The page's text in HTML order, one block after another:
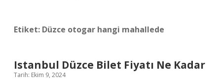
Etiket: Düzce otogar hangi mahallede
Istanbul Düzce Bilet Fiyatı Ne Kadar
Tarih: Ekim 9, 2024